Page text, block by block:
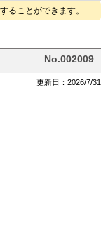
ることができます。
No.002009
更新日：2026/7/31